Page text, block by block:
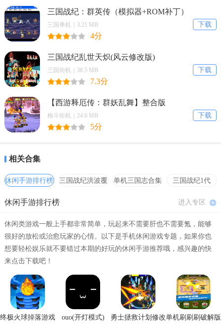
1：下载前建议查看配置要求、游戏说明和网友评论。
2：游戏可能会被一些杀毒软件报毒，这与游戏补丁或汉化有关，
3：游戏运行的时出现缺少dll、内存不能读、配置不正确等，需安
装游戏常用运行库插件。
4：如不能下载或资源错误，请联系客服告知，以便尽快解决。
应用平台：PC模拟器
游戏介绍
这个游戏暂时没有简介，如果您对这个游戏比较了解，点击（投
暂无相关视频（投稿）
Rom使用说明
1、下载安装模拟器，市面上比较全面的就是mame模拟器。
2、下载之后对其解压，要注意的是在解压的文件夹中会有一个roms文
三国战纪：群英传（模拟器+ROM补丁）
下载
三国单机｜3.21 MB
4分
三国战纪乱世天炽(风云修改版)
下载
三国街机｜38.5 MB
7.3分
【西游释厄传：群妖乱舞】整合版
下载
格斗街机｜24.6 MB
5分
相关合集
休闲手游排行榜
三国战纪洪波覆
单机三国志合集
三国战纪1代
休闲手游排行榜 进入专区
休闲类游戏一般上手都非常简单，玩起来不需要肝也不需要氪，能够
很好的放松或治愈玩家的心情。以下是手机休闲游戏专题，如果你也
想要轻松娱乐就不要错过本期的好玩的休闲手游推荐哦，感兴趣的快
来点击下载吧！
终极火球掉落游戏
ouo(开灯模式)
勇士拯救计划修改单机刷刷刷破解版